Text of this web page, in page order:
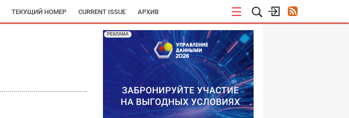
ТЕКУЩИЙ НОМЕР CURRENT ISSUE АРХИВ
РЕКЛАМА